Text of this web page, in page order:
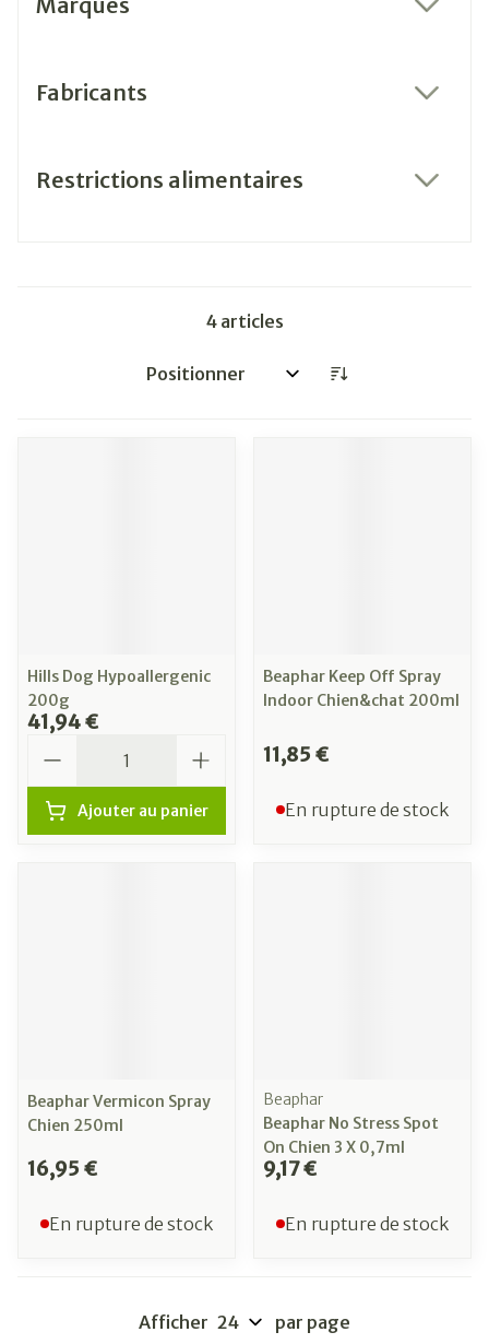
Fabricants
Restrictions alimentaires
4 articles
Trier par:
Hills Dog Hypoallergenic
200g
41,94 €
Ajouter au panier
Beaphar Keep Off Spray
Indoor Chien&chat 200ml
11,85 €
En rupture de stock
Beaphar Vermicon Spray
Chien 250ml
16,95 €
En rupture de stock
Beaphar
Beaphar No Stress Spot
On Chien 3 X 0,7ml
9,17 €
En rupture de stock
Afficher par page